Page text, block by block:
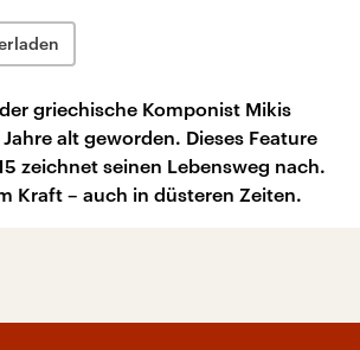
griechische Komponist Mikis
alt geworden. Dieses Feature
zeichnet seinen Lebensweg nach.
Kraft – auch in düsteren Zeiten.